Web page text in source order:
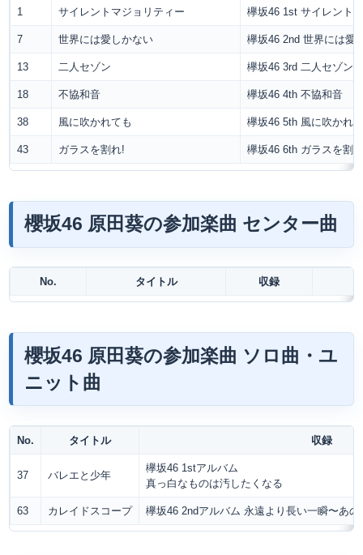
1 サイレントマジョリティー 欅坂46 1st サイレント
7 世界には愛しかない 欅坂46 2nd 世界には愛
13 二人セゾン 欅坂46 3rd 二人セゾン
18 不協和音 欅坂46 4th 不協和音
38 風に吹かれても 欅坂46 5th 風に吹かれ
43 ガラスを割れ! 欅坂46 6th ガラスを割
櫻坂46 原田葵の参加楽曲 センター曲
No. タイトル 収録
櫻坂46 原田葵の参加楽曲 ソロ曲・ユ
ニット曲
No. タイトル 収録
37 バレエと少年
欅坂46 1stアルバム
真っ白なものは汚したくなる
63 カレイドスコープ 欅坂46 2ndアルバム 永遠より長い一瞬〜あ